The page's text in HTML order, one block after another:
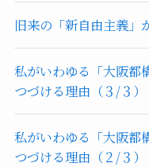
旧来の「新自由主義」
私がいわゆる「大阪都
つづける理由（３/３）
私がいわゆる「大阪都
つづける理由（２/３）